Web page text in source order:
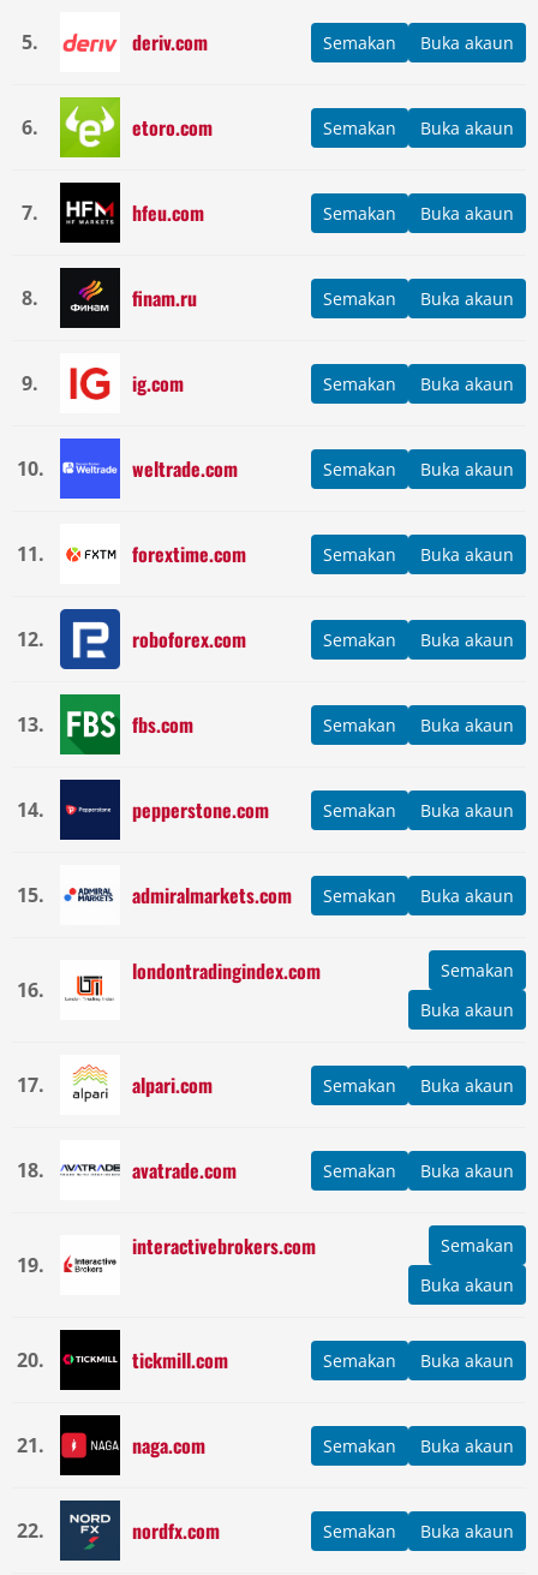
5. deriv.com Semakan Buka akaun
6. etoro.com Semakan Buka akaun
7. hfeu.com Semakan Buka akaun
8. finam.ru Semakan Buka akaun
9. ig.com Semakan Buka akaun
10. weltrade.com Semakan Buka akaun
11. forextime.com Semakan Buka akaun
12. roboforex.com Semakan Buka akaun
13. fbs.com Semakan Buka akaun
14. pepperstone.com Semakan Buka akaun
15. admiralmarkets.com Semakan Buka akaun
16.
londontradingindex.com
Semakan
Buka akaun
17. alpari.com Semakan Buka akaun
18. avatrade.com Semakan Buka akaun
19.
interactivebrokers.com
Semakan
Buka akaun
20. tickmill.com Semakan Buka akaun
21. naga.com Semakan Buka akaun
22. nordfx.com Semakan Buka akaun